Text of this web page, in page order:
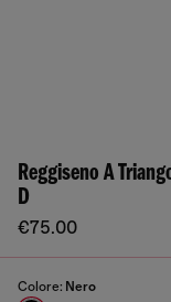
Reggiseno A
D
€75.00
Colore: Nero